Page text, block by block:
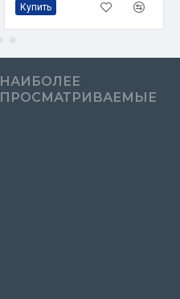
Купить
НАИБОЛЕЕ
ПРОСМАТРИВАЕМЫЕ